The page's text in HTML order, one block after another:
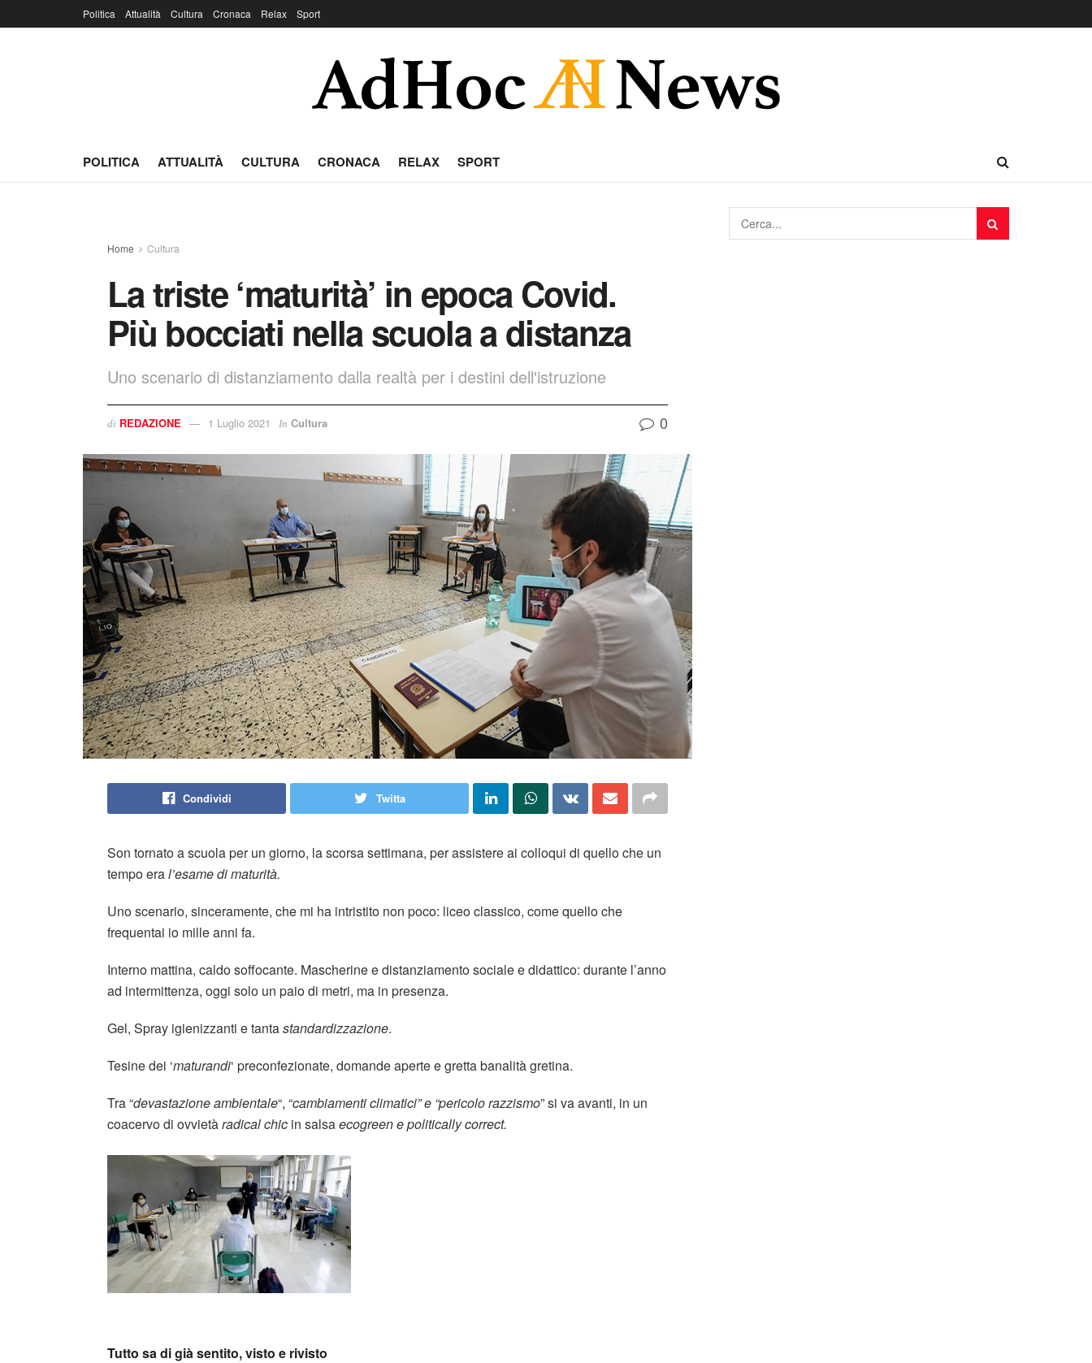
Politica Attualità Cultura Cronaca Relax Sport
POLITICA ATTUALITÀ CULTURA CRONACA RELAX SPORT
Home Cultura
La triste ‘maturità’ in epoca Covid.
Più bocciati nella scuola a distanza
Uno scenario di distanziamento dalla realtà per i destini dell'istruzione
di REDAZIONE 1 Luglio 2021 In Cultura 0
Condividi Twitta
Son tornato a scuola per un giorno, la scorsa settimana, per assistere ai colloqui di quello che un
tempo eral’esame di maturità.
Uno scenario, sinceramente, che mi ha intristito non poco: liceo classico, come quello che
frequentai io mille anni fa.
Interno mattina, caldo soffocante. Mascherine e distanziamento sociale e didattico: durante l’anno
ad intermittenza, oggi solo un paio di metri, ma in presenza.
Gel, Spray igienizzanti e tantastandardizzazione.
Tesine dei ‘maturandi‘ preconfezionate, domande aperte e gretta banalità gretina.
Tra “devastazione ambientale“, “cambiamenti climatici” e “pericolo razzismo” si va avanti, in un
coacervo di ovvietàradical chic in salsaecogreen e politically correct.
Tutto sa di già sentito, visto e rivisto